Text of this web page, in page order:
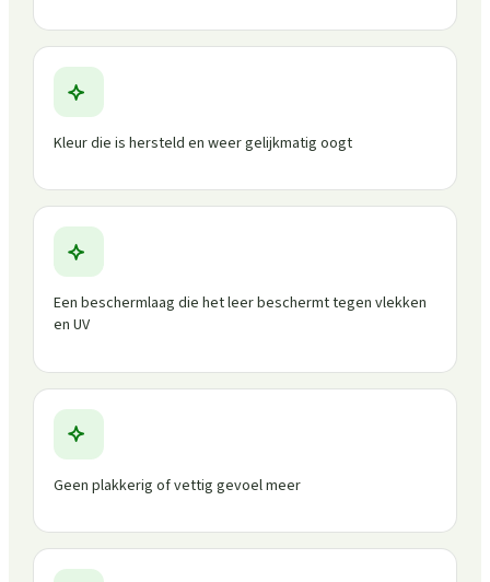
Kleur die is hersteld en weer gelijkmatig oogt
Een beschermlaag die het leer beschermt tegen vlekken
en UV
Geen plakkerig of vettig gevoel meer